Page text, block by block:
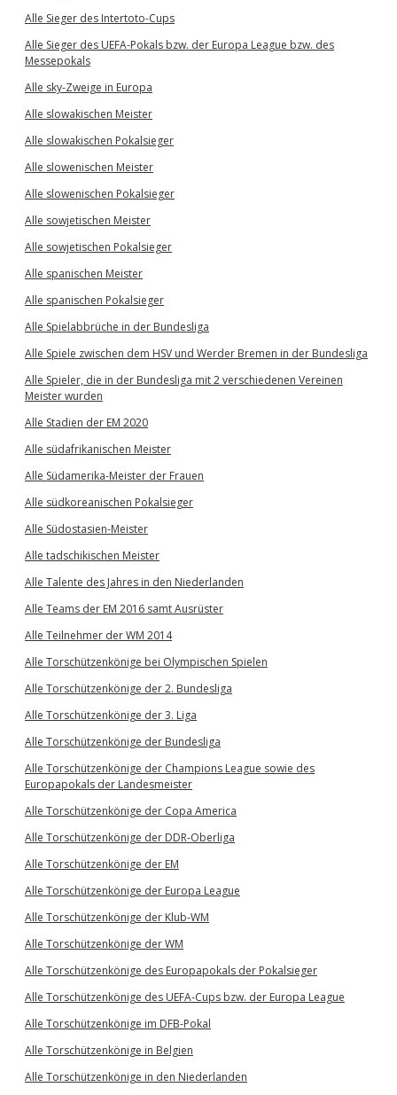
Alle Sieger des Intertoto-Cups
Alle Sieger des UEFA-Pokals bzw. der Europa League bzw. des
Messepokals
Alle sky-Zweige in Europa
Alle slowakischen Meister
Alle slowakischen Pokalsieger
Alle slowenischen Meister
Alle slowenischen Pokalsieger
Alle sowjetischen Meister
Alle sowjetischen Pokalsieger
Alle spanischen Meister
Alle spanischen Pokalsieger
Alle Spielabbrüche in der Bundesliga
Alle Spiele zwischen dem HSV und Werder Bremen in der Bundesliga
Alle Spieler, die in der Bundesliga mit 2 verschiedenen Vereinen
Meister wurden
Alle Stadien der EM 2020
Alle südafrikanischen Meister
Alle Südamerika-Meister der Frauen
Alle südkoreanischen Pokalsieger
Alle Südostasien-Meister
Alle tadschikischen Meister
Alle Talente des Jahres in den Niederlanden
Alle Teams der EM 2016 samt Ausrüster
Alle Teilnehmer der WM 2014
Alle Torschützenkönige bei Olympischen Spielen
Alle Torschützenkönige der 2. Bundesliga
Alle Torschützenkönige der 3. Liga
Alle Torschützenkönige der Bundesliga
Alle Torschützenkönige der Champions League sowie des
Europapokals der Landesmeister
Alle Torschützenkönige der Copa America
Alle Torschützenkönige der DDR-Oberliga
Alle Torschützenkönige der EM
Alle Torschützenkönige der Europa League
Alle Torschützenkönige der Klub-WM
Alle Torschützenkönige der WM
Alle Torschützenkönige des Europapokals der Pokalsieger
Alle Torschützenkönige des UEFA-Cups bzw. der Europa League
Alle Torschützenkönige im DFB-Pokal
Alle Torschützenkönige in Belgien
Alle Torschützenkönige in den Niederlanden